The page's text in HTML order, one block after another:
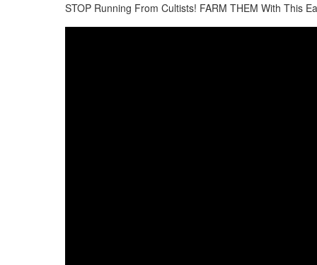
STOP Running From Cultists! FARM THEM With This